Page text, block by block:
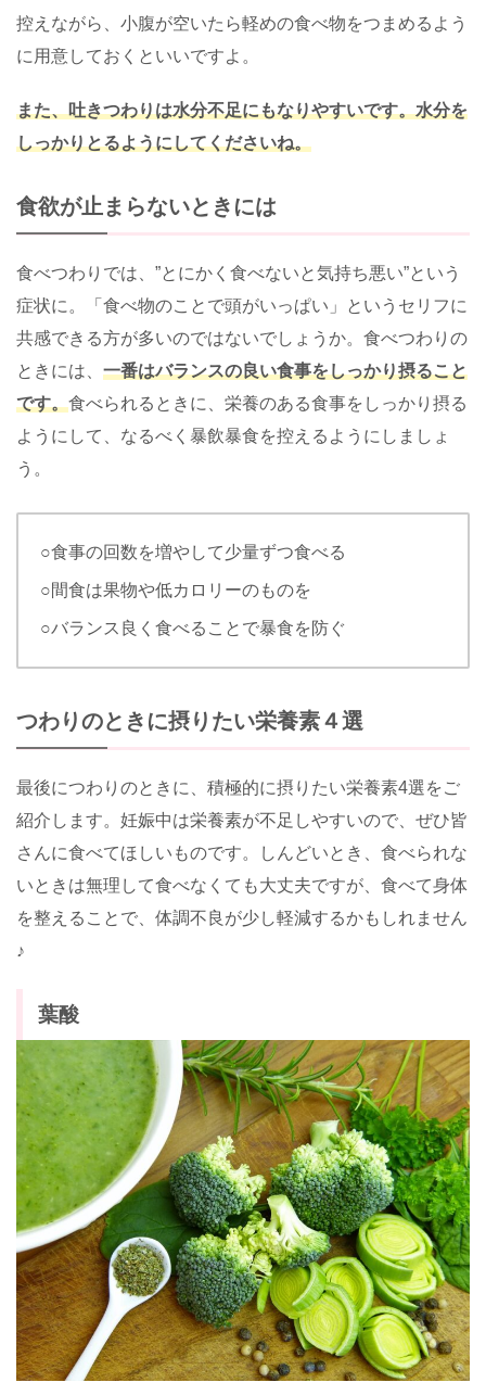
控えながら、小腹が空いたら軽めの食べ物をつまめるよう
に用意しておくといいですよ。
また、吐きつわりは水分不足にもなりやすいです。水分を
しっかりとるようにしてくださいね。
食欲が止まらないときには
食べつわりでは、”とにかく食べないと気持ち悪い”という
症状に。「食べ物のことで頭がいっぱい」というセリフに
共感できる方が多いのではないでしょうか。食べつわりの
ときには、 一番はバランスの良い食事をしっかり摂ること
です。食べられるときに、栄養のある食事をしっかり摂る
ようにして、なるべく暴飲暴食を控えるようにしましょ
う。
○食事の回数を増やして少量ずつ食べる
○間食は果物や低カロリーのものを
○バランス良く食べることで暴食を防ぐ
つわりのときに摂りたい栄養素４選
最後につわりのときに、積極的に摂りたい栄養素4選をご
紹介します。妊娠中は栄養素が不足しやすいので、ぜひ皆
さんに食べてほしいものです。しんどいとき、食べられな
いときは無理して食べなくても大丈夫ですが、食べて身体
を整えることで、体調不良が少し軽減するかもしれません
♪
葉酸